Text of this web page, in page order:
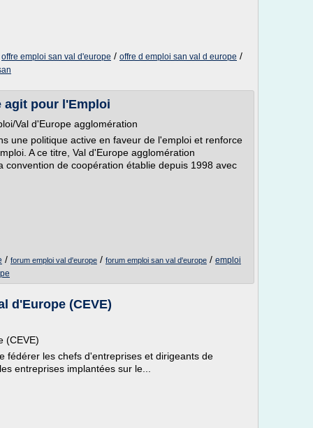
offre emploi san val d'europe / offre d emploi san val d europe /
agit pour l'Emploi
Val d'Europe agglomération
une politique active en faveur de l'emploi et renforce
A ce titre, Val d'Europe agglomération
de coopération établie depuis 1998 avec
/ forum emploi val d'europe / forum emploi san val d'europe / emploi
d'Europe (CEVE)
(CEVE)
fédérer les chefs d'entreprises et dirigeants de
entreprises implantées sur le...